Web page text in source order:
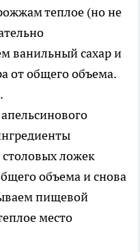
теплое (но не
ванильный сахар и
от общего объема.
ложек
объема и снова
пищевой
место